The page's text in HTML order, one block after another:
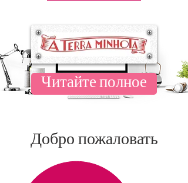
Читайте полное
Добро пожаловать